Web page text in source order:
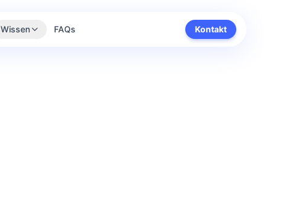
Wissen FAQs Kontakt